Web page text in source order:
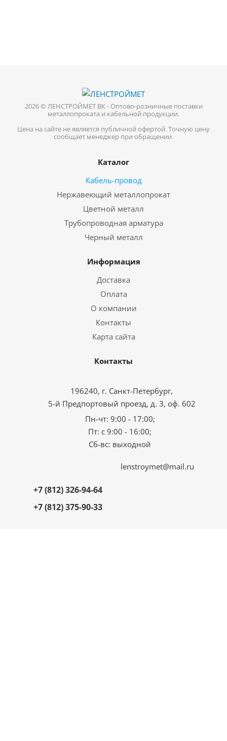
2026 © ЛЕНСТРОЙМЕТ ВК - Оптово-розничные поставки
металлопроката и кабельной продукции.
Цена на сайте не является публичной офертой. Точную цену
сообщает менеджер при обращении.
Каталог
Кабель-провод
Нержавеющий металлопрокат
Цветной металл
Трубопроводная арматура
Черный металл
Информация
Доставка
Оплата
О компании
Контакты
Карта сайта
Контакты
196240, г. Санкт-Петербург,
5-й Предпортовый проезд, д. 3, оф. 602
Пн-чт: 9:00 - 17:00;
Пт: с 9:00 - 16:00;
Сб-вс: выходной
+7 (812) 326-94-64
+7 (812) 375-90-33
lenstroymet@mail.ru